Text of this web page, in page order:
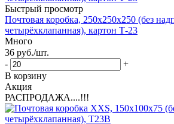
Быстрый просмотр
Почтовая коробка, 250х250х250 (без
четырёхклапанная), картон Т-23
Много
36 руб./шт.
-
+
В корзину
Акция
РАСПРОДАЖА....!!!